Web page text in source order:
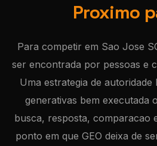
Proximo
Para competir em Sao Jose
ser encontrada por pessoas e
Uma estrategia de
generativas bem executada
busca, resposta, comparacao
ponto em que GEO deixa de